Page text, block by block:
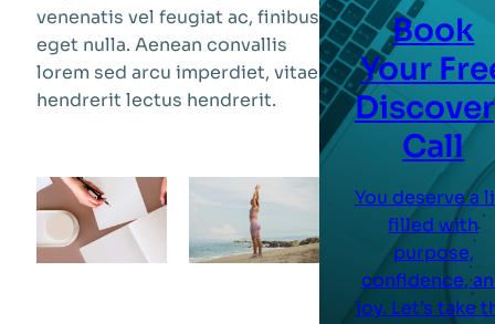
venenatis vel feugiat ac, finibus
eget nulla. Aenean convallis
lorem sed arcu imperdiet, vitae
hendrerit lectus hendrerit.
Book
Your
Call
You deserve a
filled with
purpose,
confidence,
joy. Let’s take